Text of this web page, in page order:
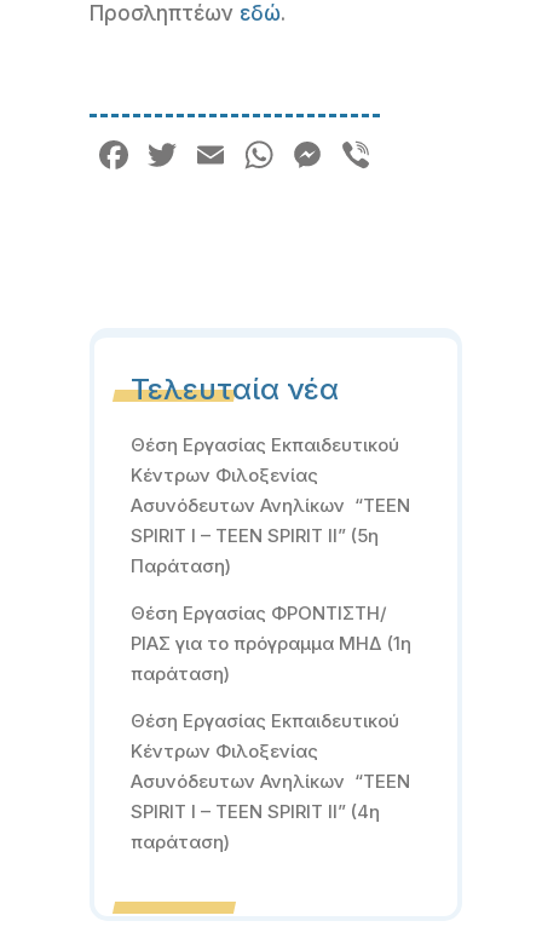
Προσληπτέων εδώ.
Facebook
Twitter
EmailWhatsApp
Messenger
Τελευταία νέα
Θέση Εργασίας Εκπαιδευτικού
Κέντρων Φιλοξενίας
Ασυνόδευτων Ανηλίκων “TEEN
SPIRIT I – TEEN SPIRIT II” (5η
Παράταση)
Θέση Εργασίας ΦΡΟΝΤΙΣΤΗ/
ΡΙΑΣ για το πρόγραμμα ΜΗΔ (1η
παράταση)
Θέση Εργασίας Εκπαιδευτικού
Κέντρων Φιλοξενίας
Ασυνόδευτων Ανηλίκων “TEEN
SPIRIT I – TEEN SPIRIT II” (4η
παράταση)